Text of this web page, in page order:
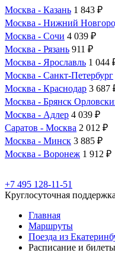
Москва - Казань 1 843 ₽
Москва - Нижний
Москва - Сочи 4 039 ₽
Москва - Рязань 911 ₽
Москва - Ярославль 1 044
Москва - Санкт-Петербург
Москва - Краснодар 3 687
Москва - Брянск
Москва - Адлер 4 039 ₽
Саратов - Москва 2 012 ₽
Москва - Минск 3 885 ₽
Москва - Воронеж 1 912 ₽
+7 495 128-11-51
Круглосуточная поддержка
Главная
Маршруты
Поезда из
Расписание и